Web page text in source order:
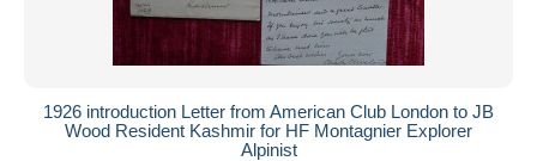
1926 introduction Letter from American Club London to JB
Wood Resident Kashmir for HF Montagnier Explorer
Alpinist